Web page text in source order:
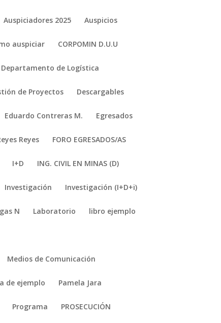
Auspiciadores 2025 Auspicios
auspiciar CORPOMIN D.U.U
Departamento de Logística
de Proyectos Descargables
Eduardo Contreras M. Egresados
Reyes FORO EGRESADOS/AS
I+D ING. CIVIL EN MINAS (D)
Investigación Investigación (I+D+i)
N Laboratorio libro ejemplo
Medios de Comunicación
de ejemplo Pamela Jara
Programa PROSECUCIÓN